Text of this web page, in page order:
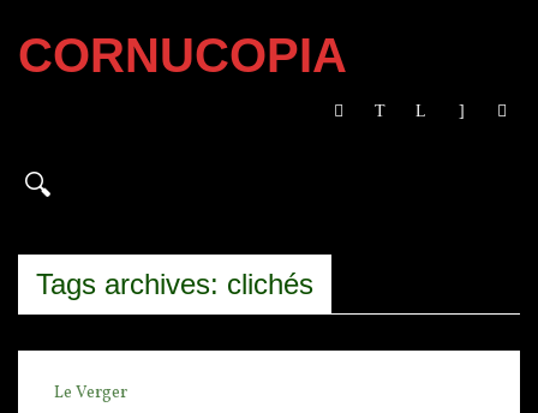
CORNUCOPIA
Tags archives: clichés
Le Verger